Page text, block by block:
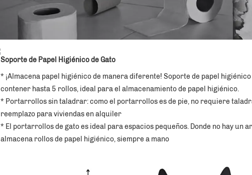
Soporte de Papel Higiénico de Gato
* ¡Almacena papel higiénico de manera diferente! Soporte de papel
contener hasta 5 rollos, ideal para el almacenamiento de papel higiénico.
* Portarrollos sin taladrar: como el portarrollos es de pie, no requiere
reemplazo para viviendas en alquiler
* El portarrollos de gato es ideal para espacios pequeños. Donde no hay un
almacena rollos de papel higiénico, siempre a mano